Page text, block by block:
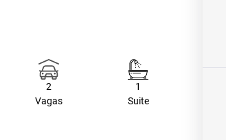
2
Vagas
1
Suite